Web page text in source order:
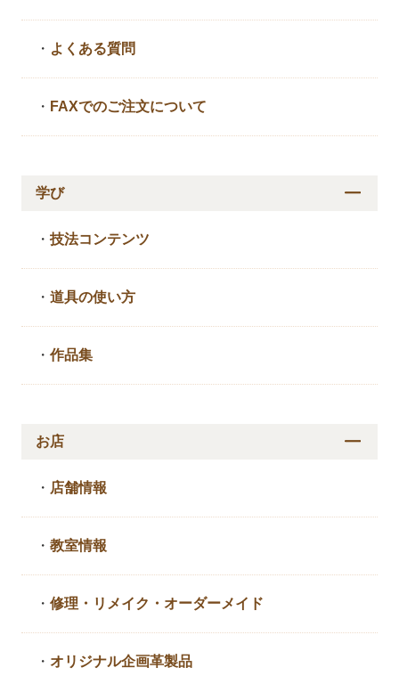
・ よくある質問
・ FAXでのご注文について
学び
・技法コンテンツ
・道具の使い方
・作品集
お店
・ 店舗情報
・教室情報
・修理・リメイク・ オーダーメイド
・ オリジナル企画革製品